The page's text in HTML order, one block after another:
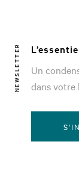
NEWSLETTER
Un
dans votre